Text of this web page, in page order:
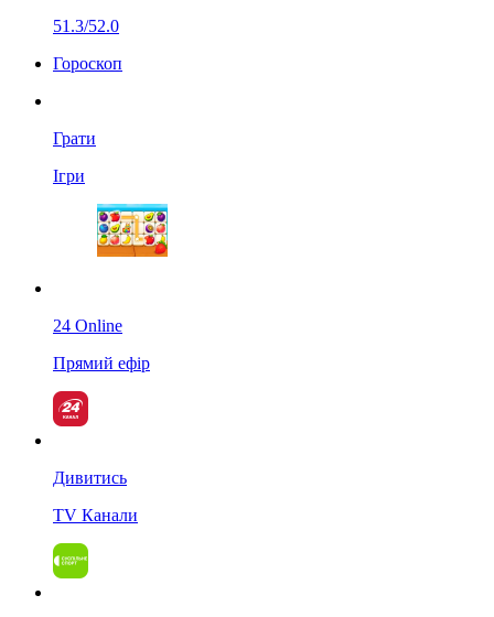
51.3/52.0
Гороскоп
Грати
Ігри
24 Online
Прямий ефір
Дивитись
TV Канали